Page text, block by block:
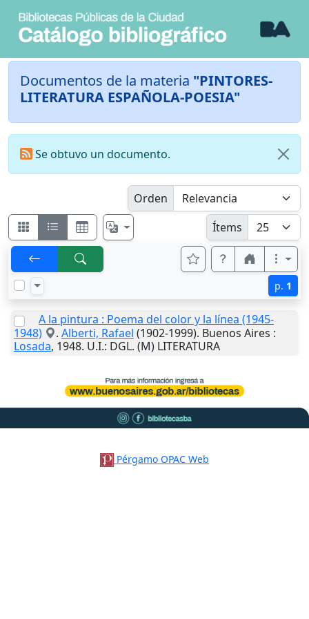
Documentos de la materia "PINTORES-
LITERATURA ESPAÑOLA-POESIA"
Se obtuvo un documento.
Orden
Ítems
p. 1
A la pintura : Poema del color y la línea (1945-
1948)
. Alberti, Rafael (1902-1999). Buenos Aires :
Losada, 1948. U.I.: DGL. (M) LITERATURA
Pérgamo OPAC Web